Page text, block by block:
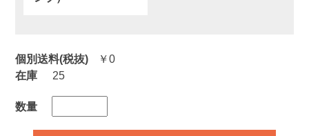
個別送料(税抜) ￥0
在庫 25
数量